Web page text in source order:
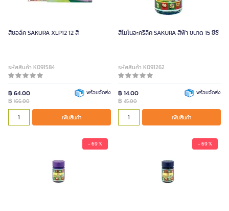
สีชอล์ค SAKURA XLP12 12 สี
รหัสสินค้า K091584
฿ 64.00
฿ 166.00
พร้อมจัดส่ง
เพิ่มสินค้า
สีโมโนอะคริลิค SAKURA สีฟ้า ขนาด 15 ซีซี
รหัสสินค้า K091262
฿ 14.00
฿ 45.00
พร้อมจัดส่ง
เพิ่มสินค้า
- 69 % - 69 %